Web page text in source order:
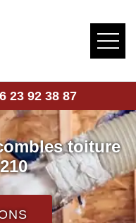
23 92 38 87
toiture